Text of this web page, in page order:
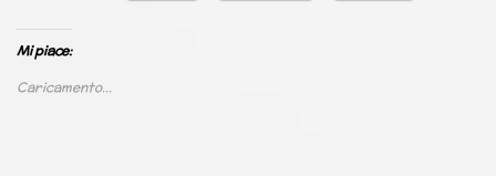
Mi piace:
Caricamento...